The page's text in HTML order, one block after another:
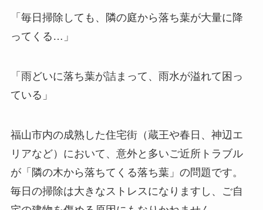
「毎日掃除しても、隣の庭から落ち葉が大量に降
ってくる…」
「雨どいに落ち葉が詰まって、雨水が溢れて困っ
ている」
福山市内の成熟した住宅街（蔵王や春日、神辺エ
リアなど）において、意外と多いご近所トラブル
が「隣の木から落ちてくる落ち葉」の問題です。
毎日の掃除は大きなストレスになりますし、ご自